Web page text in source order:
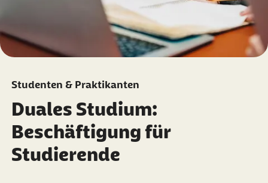
Studenten & Praktikanten
Duales Studium:
Beschäftigung für
Studierende